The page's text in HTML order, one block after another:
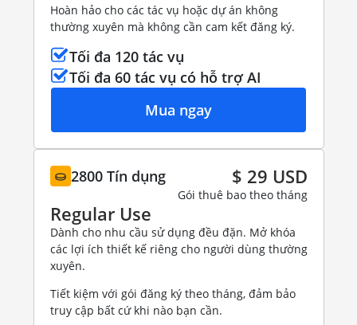
Hoàn hảo cho các tác vụ hoặc dự án không
thường xuyên mà không cần cam kết đăng ký.
Tối đa 120 tác vụ
Tối đa 60 tác vụ có hỗ trợ AI
Mua ngay
2800 Tín dụng $ 29 USD
Gói thuê bao theo tháng
Regular Use
Dành cho nhu cầu sử dụng đều đặn. Mở khóa
các lợi ích thiết kế riêng cho người dùng thường
xuyên.
Tiết kiệm với gói đăng ký theo tháng, đảm bảo
truy cập bất cứ khi nào bạn cần.